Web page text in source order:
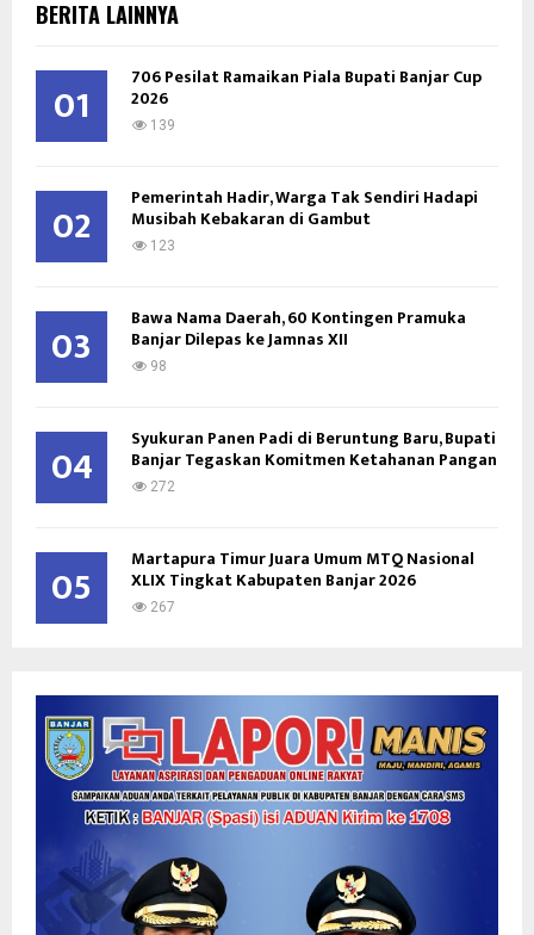
h
o
H
BERITA LAINNYA
01 706 Pesilat Ramaikan Piala Bupati Banjar Cup
2026
139
02 Pemerintah Hadir, Warga Tak Sendiri Hadapi
Musibah Kebakaran di Gambut
123
03 Bawa Nama Daerah, 60 Kontingen Pramuka
Banjar Dilepas ke Jamnas XII
98
04 Syukuran Panen Padi di Beruntung Baru, Bupati
Banjar Tegaskan Komitmen Ketahanan Pangan
272
05 Martapura Timur Juara Umum MTQ Nasional
XLIX Tingkat Kabupaten Banjar 2026
267